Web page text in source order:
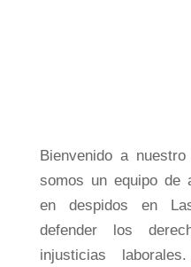
Bienvenido a
somos un equipo de
en despidos en
defender los
injusticias